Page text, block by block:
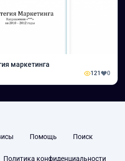
маркетинга
121 0
Помощь Поиск
Политика конфиденциальности